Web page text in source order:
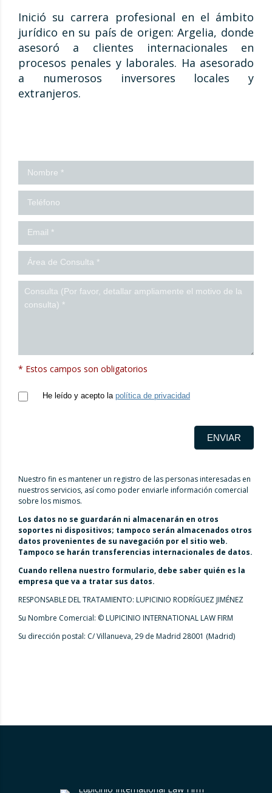
Inició su carrera profesional en el ámbito
jurídico en su país de origen: Argelia, donde
asesoró a clientes internacionales en
procesos penales y laborales. Ha asesorado
a numerosos inversores locales y
extranjeros.
¡Contáctanos!
* Estos campos son obligatorios
He leído y acepto la política de privacidad
Nuestro fin es mantener un registro de las personas interesadas en
nuestros servicios, así como poder enviarle información comercial
sobre los mismos.
Los datos no se guardarán ni almacenarán en otros
soportes ni dispositivos; tampoco serán almacenados otros
datos provenientes de su navegación por el sitio web.
Tampoco se harán transferencias internacionales de datos.
Cuando rellena nuestro formulario, debe saber quién es la
empresa que va a tratar sus datos.
RESPONSABLE DEL TRATAMIENTO: LUPICINIO RODRÍGUEZ JIMÉNEZ
Su Nombre Comercial: © LUPICINIO INTERNATIONAL LAW FIRM
Su dirección postal: C/ Villanueva, 29 de Madrid 28001 (Madrid)
ENVIAR